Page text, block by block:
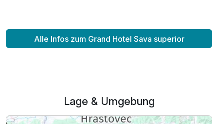
Alle Infos zum Grand Hotel Sava superior
Lage & Umgebung